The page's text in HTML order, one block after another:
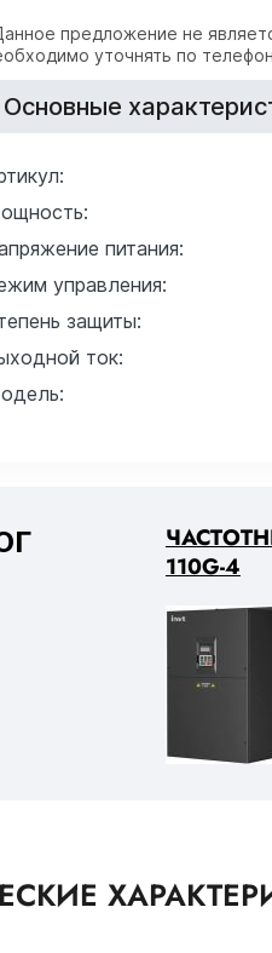
предложение не
уточнять по
Основные
питания:
управления:
защиты:
ток:
110G-4